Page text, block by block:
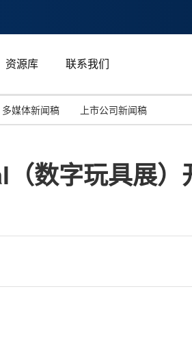
资源库 联系我们
投资并购
能源化工与环保
马来西亚
多媒体新闻稿 上市公司新闻稿
数字玩具展）